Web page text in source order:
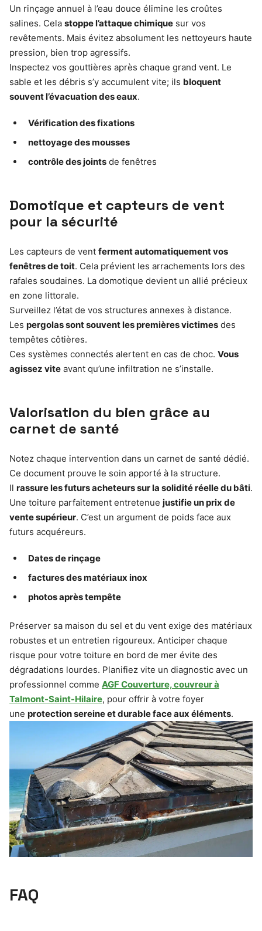
Un rinçage annuel à l’eau douce élimine les croûtes
salines. Cela stoppe l’attaque chimique sur vos
revêtements. Mais évitez absolument les nettoyeurs haute
pression, bien trop agressifs.
Inspectez vos gouttières après chaque grand vent. Le
sable et les débris s’y accumulent vite; ils bloquent
souvent l’évacuation des eaux.
Vérification des fixations
nettoyage des mousses
contrôle des joints de fenêtres
Domotique et capteurs de vent
pour la sécurité
Les capteurs de vent ferment automatiquement vos
fenêtres de toit. Cela prévient les arrachements lors des
rafales soudaines. La domotique devient un allié précieux
en zone littorale.
Surveillez l’état de vos structures annexes à distance.
Les pergolas sont souvent les premières victimes des
tempêtes côtières.
Ces systèmes connectés alertent en cas de choc. Vous
agissez vite avant qu’une infiltration ne s’installe.
Valorisation du bien grâce au
carnet de santé
Notez chaque intervention dans un carnet de santé dédié.
Ce document prouve le soin apporté à la structure.
Il rassure les futurs acheteurs sur la solidité réelle du bâti.
Une toiture parfaitement entretenue justifie un prix de
vente supérieur. C’est un argument de poids face aux
futurs acquéreurs.
Dates de rinçage
factures des matériaux inox
photos après tempête
Préserver sa maison du sel et du vent exige des matériaux
robustes et un entretien rigoureux. Anticiper chaque
risque pour votre toiture en bord de mer évite des
dégradations lourdes. Planifiez vite un diagnostic avec un
professionnel comme AGF Couverture, couvreur à
Talmont-Saint-Hilaire, pour offrir à votre foyer
une protection sereine et durable face aux éléments.
FAQ